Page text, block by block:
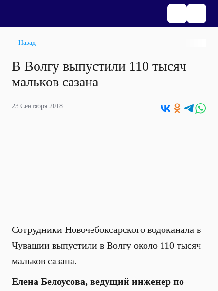
Назад
В Волгу выпустили 110 тысяч
мальков сазана
23 Сентября 2018
Сотрудники Новочебоксарского водоканала в
Чувашии выпустили в Волгу около 110 тысяч
мальков сазана.
Елена Белоусова, ведущий инженер по